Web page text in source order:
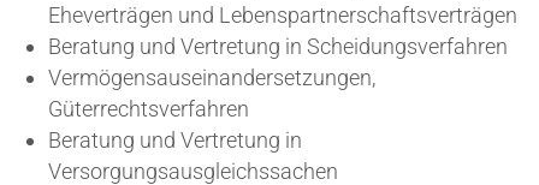
Ehe­ver­trä­gen und Lebenspartnerschaftsverträgen
Bera­tung und Ver­tre­tung in Scheidungsverfahren
Ver­mö­gens­aus­ein­an­der­set­zun­gen,
Güterrechtsverfahren
Bera­tung und Ver­tre­tung in
Versorgungsausgleichssachen